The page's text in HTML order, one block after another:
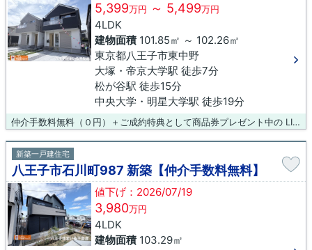
5,399万円 ～ 5,499万円
4LDK
建物面積101.85㎡ ～ 102.26㎡
東京都八王子市東中野
大塚・帝京大学駅 徒歩7分
松が谷駅 徒歩15分
中央大学・明星大学駅 徒歩19分
仲介手数料無料（０円）＋ご成約特典として商品券プレゼント中の LIXIL不動産ショップ八王子住まいる不動産にお任せください！
新築一戸建住宅
八王子市石川町987 新築【仲介手数料無料】
値下げ：2026/07/19
3,980万円
4LDK
建物面積103.29㎡